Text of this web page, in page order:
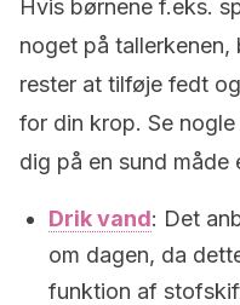
Hvis børnene f.eks.
noget på
rester at tilføje fedt
for din krop. Se
dig på en sund måde
Drik vand: Det
om dagen, da
funktion af